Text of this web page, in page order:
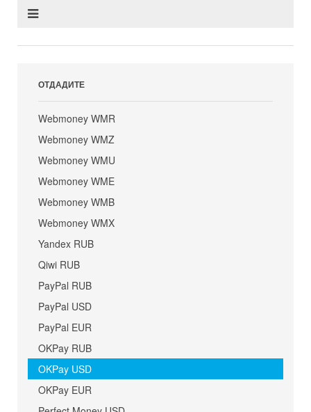
ОТДАДИТЕ
Webmoney WMR
Webmoney WMZ
Webmoney WMU
Webmoney WME
Webmoney WMB
Webmoney WMX
Yandex RUB
Qiwi RUB
PayPal RUB
PayPal USD
PayPal EUR
OKPay RUB
OKPay USD
OKPay EUR